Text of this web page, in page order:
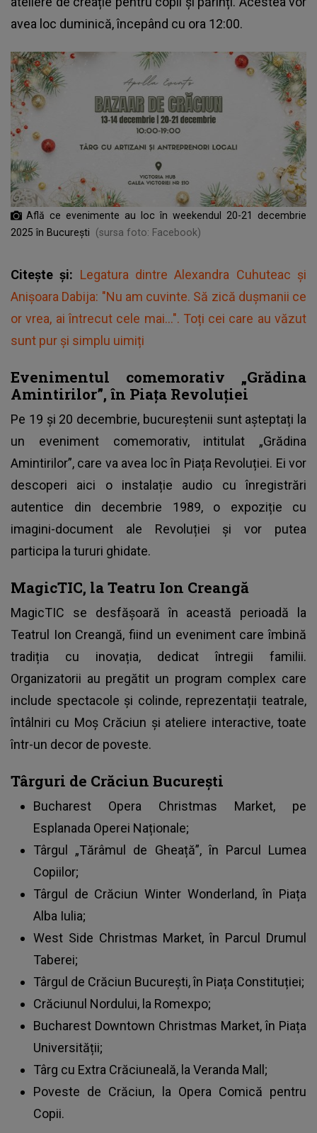
avea loc duminică, începând cu ora 12:00.
Află ce evenimente au loc în weekendul 20-21 decembrie
2025 în București
(sursa foto: Facebook)
Citește și: Legatura dintre Alexandra Cuhuteac și
Anișoara Dabija: "Nu am cuvinte. Să zică dușmanii ce
or vrea, ai întrecut cele mai...". Toți cei care au văzut
sunt pur și simplu uimiți
Evenimentul comemorativ „Grădina
Amintirilor”, în Piața Revoluției
Pe 19 și 20 decembrie, bucureștenii sunt așteptați la
un eveniment comemorativ, intitulat „Grădina
Amintirilor”, care va avea loc în Piața Revoluției. Ei vor
descoperi aici o instalație audio cu înregistrări
autentice din decembrie 1989, o expoziție cu
imagini-document ale Revoluției și vor putea
participa la tururi ghidate.
MagicTIC, la Teatru Ion Creangă
MagicTIC se desfășoară în această perioadă la
Teatrul Ion Creangă, fiind un eveniment care îmbină
tradiția cu inovația, dedicat întregii familii.
Organizatorii au pregătit un program complex care
include spectacole și colinde, reprezentații teatrale,
întâlniri cu Moș Crăciun și ateliere interactive, toate
într-un decor de poveste.
Târguri de Crăciun București
Bucharest Opera Christmas Market, pe
Esplanada Operei Naționale;
Târgul „Tărâmul de Gheață”, în Parcul Lumea
Copiilor;
Târgul de Crăciun Winter Wonderland, în Piața
Alba Iulia;
West Side Christmas Market, în Parcul Drumul
Taberei;
Târgul de Crăciun București, în Piața Constituției;
Crăciunul Nordului, la Romexpo;
Bucharest Downtown Christmas Market, în Piața
Universității;
Târg cu Extra Crăciuneală, la Veranda Mall;
Poveste de Crăciun, la Opera Comică pentru
Copii.